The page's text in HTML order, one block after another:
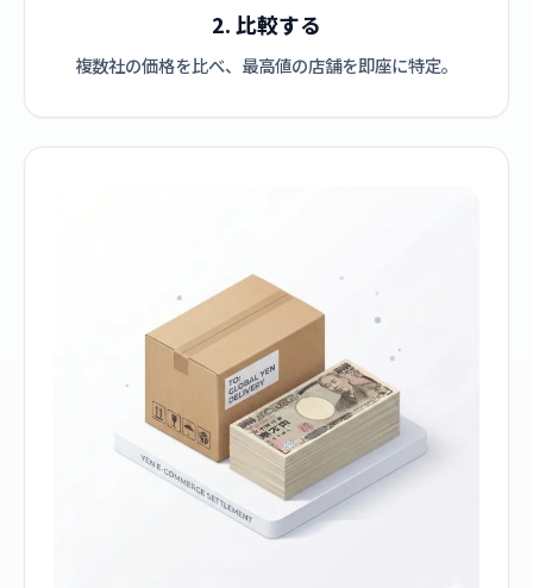
2. 比較する
複数社の価格を比べ、最高値の店舗を即座に特定。